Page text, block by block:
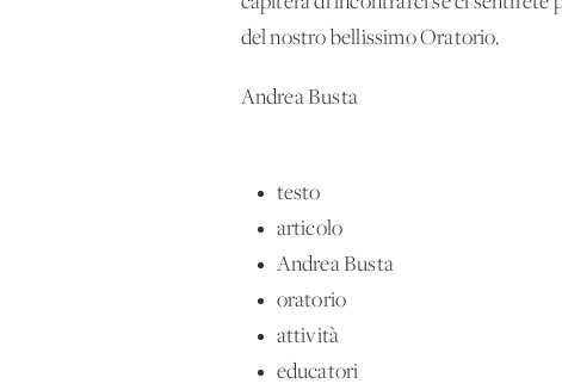
del nostro bellissimo Oratorio.
Andrea Busta
testo
articolo
Andrea Busta
oratorio
attività
educatori